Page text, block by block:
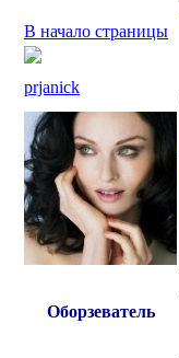
В начало страницы
prjanick
Оборзеватель